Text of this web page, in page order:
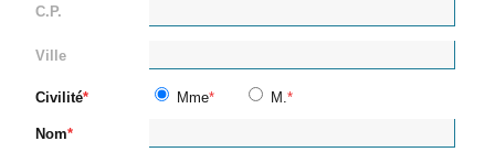
C.P.
Ville
Civilité Mme M.
Nom